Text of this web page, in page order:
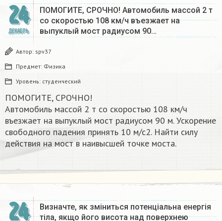
24
ДЕКАБРЬ
ПОМОГИТЕ, СРОЧНО! Автомобиль массой 2 т
со скоростью 108 км/ч въезжает на
выпуклый мост радиусом 90…
Автор: spv37
Предмет: Физика
Уровень: студенческий
ПОМОГИТЕ, СРОЧНО!
Автомобиль массой 2 т со скоростью 108 км/ч
въезжает на выпуклый мост радиусом 90 м. Ускорение
свободного падения принять 10 м/с2. Найти силу
действия на мост в наивысшей точке моста.
24
Визначте, як зміниться потенціальна енергія
тіла, якщо його висота над поверхнею